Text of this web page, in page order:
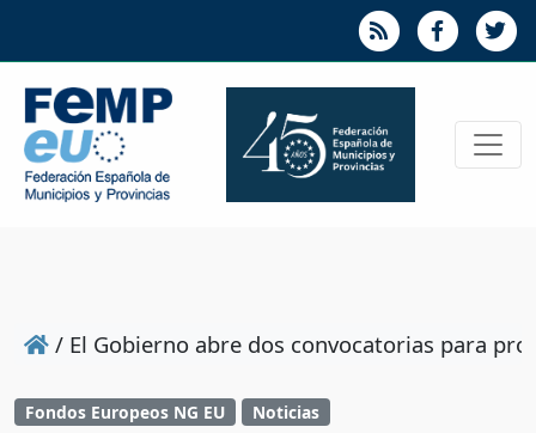
/ El Gobierno abre dos convocatorias para
Fondos Europeos NG EU Noticias